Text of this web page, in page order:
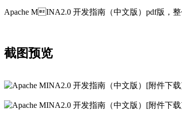
Apache MINA2.0 开发指南（中文版）pdf版，
截图预览